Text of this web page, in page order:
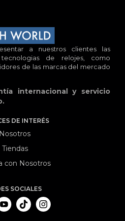
a nuestros clientes las
de relojes, como
de las marcas del mercado
internacional y servicio
DE INTERÉS
Nosotros
Tiendas
con Nosotros
SOCIALES